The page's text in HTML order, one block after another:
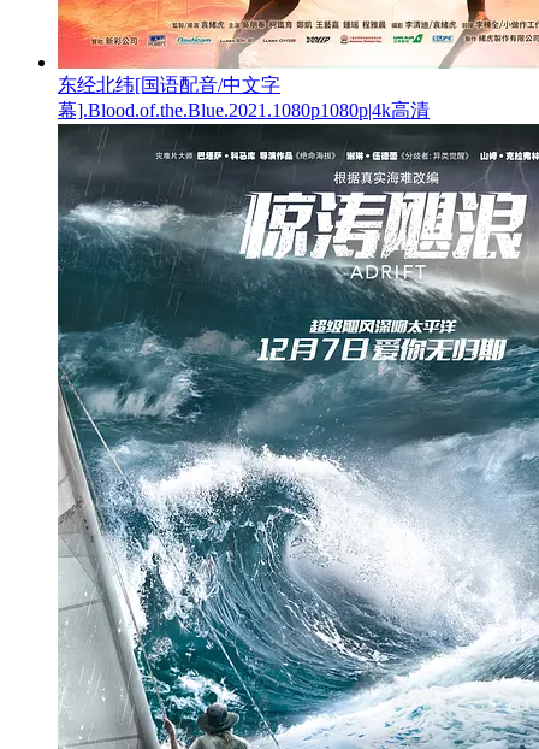
东经北纬[国语配音/中文字
幕].Blood.of.the.Blue.2021.1080p1080p|4k高清